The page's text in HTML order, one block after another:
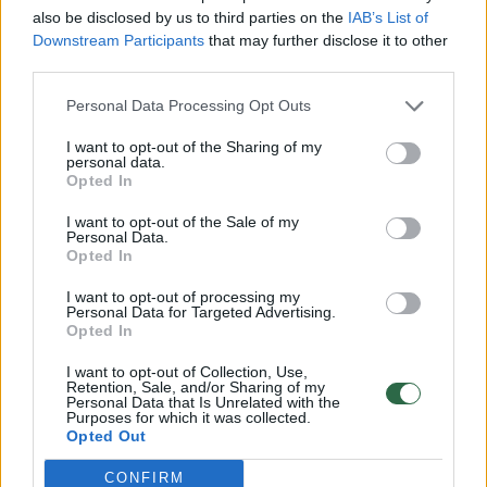
also be disclosed by us to third parties on the IAB’s List of
Downstream Participants that may further disclose it to other
Personal Data Processing Opt Outs
I want to opt-out of the Sharing of my
personal data.
Opted In
I want to opt-out of the Sale of my
Personal Data.
Opted In
I want to opt-out of processing my
Personal Data for Targeted Advertising.
Opted In
I want to opt-out of Collection, Use,
Retention, Sale, and/or Sharing of my
Personal Data that Is Unrelated with the
Purposes for which it was collected.
Opted Out
CONFIRM
ištirpintą sviestą, vanilinį cukrų ir žiupsnį
druskos.
Įmaišykite aktyvuotą mielių mišinį, tada
palaipsniui berkite miltus.
Minkykite ~10 min., kol tešla bus elastinga,
šiek tiek lipni, bet nelimpanti.
Uždengite ir kildinkite 1–1,5 val., kol
padvigubės.
2. Įdaro paruošimas
Minkštą sviestą sumaišykite su rudu
cukrumi ir cinamonu iki vientisos pastos.